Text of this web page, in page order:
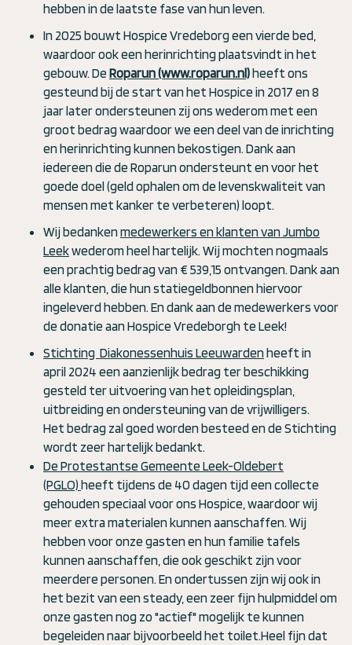
hebben in de laatste fase van hun leven.
In 2025 bouwt Hospice Vredeborg een vierde bed,
waardoor ook een herinrichting plaatsvindt in het
gebouw. De Roparun (www.roparun.nl)heeft ons
gesteund bij de start van het Hospice in 2017 en 8
jaar later ondersteunen zij ons wederom met een
groot bedrag waardoor we een deel van de inrichting
en herinrichting kunnen bekostigen. Dank aan
iedereen die de Roparun ondersteunt en voor het
goede doel (geld ophalen om de levenskwaliteit van
mensen met kanker te verbeteren) loopt.
Wij bedanken medewerkers en klanten van Jumbo
Leekwederom heel hartelijk. Wij mochten nogmaals
een prachtig bedrag van € 539,15 ontvangen. Dank aan
alle klanten, die hun statiegeldbonnen hiervoor
ingeleverd hebben. En dank aan de medewerkers voor
de donatie aan Hospice Vredeborgh te Leek!
Stichting Diakonessenhuis Leeuwarden heeft in
april 2024 een aanzienlijk bedrag ter beschikking
gesteld ter uitvoering van het opleidingsplan,
uitbreiding en ondersteuning van de vrijwilligers.
Het bedrag zal goed worden besteed en de Stichting
wordt zeer hartelijk bedankt.
De Protestantse Gemeente Leek-Oldebert
(PGLO) heeft tijdens de 40 dagen tijd een collecte
gehouden speciaal voor ons Hospice, waardoor wij
meer extra materialen kunnen aanschaffen. Wij
hebben voor onze gasten en hun familie tafels
kunnen aanschaffen, die ook geschikt zijn voor
meerdere personen. En ondertussen zijn wij ook in
het bezit van een steady, een zeer fijn hulpmiddel om
onze gasten nog zo "actief" mogelijk te kunnen
begeleiden naar bijvoorbeeld het toilet.Heel fijn dat